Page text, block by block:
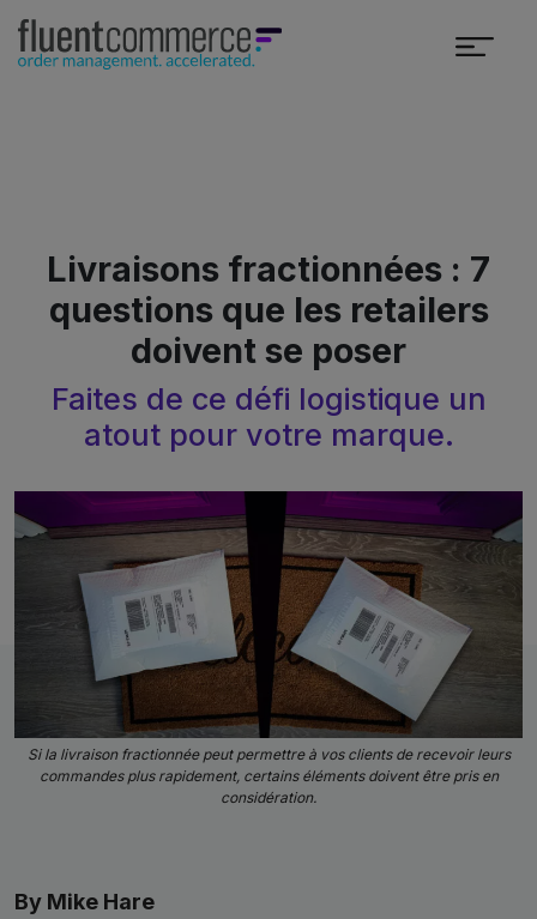
Livraisons fractionnées : 7
questions que les retailers
doivent se poser
Faites de ce défi logistique un
atout pour votre marque.
Si la livraison fractionnée peut permettre à vos clients de recevoir leurs
commandes plus rapidement, certains éléments doivent être pris en
considération.
By Mike Hare